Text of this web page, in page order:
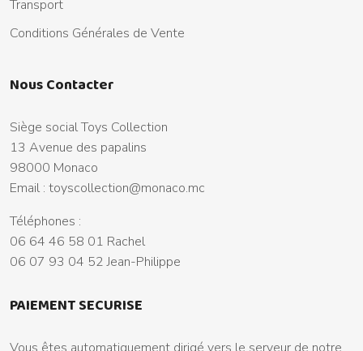
Transport
Conditions Générales de Vente
Nous Contacter
Siège social Toys Collection
13 Avenue des papalins
98000 Monaco
Email : toyscollection@monaco.mc
Téléphones :
06 64 46 58 01 Rachel
06 07 93 04 52 Jean-Philippe
PAIEMENT SECURISE